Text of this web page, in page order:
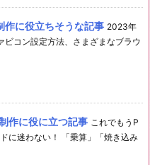
に役立ちそうな記事 2023年
ビコン設定方法、さまざまなブラウ
作に役に立つ記事 これでもうP
に迷わない！ 「乗算」「焼き込み